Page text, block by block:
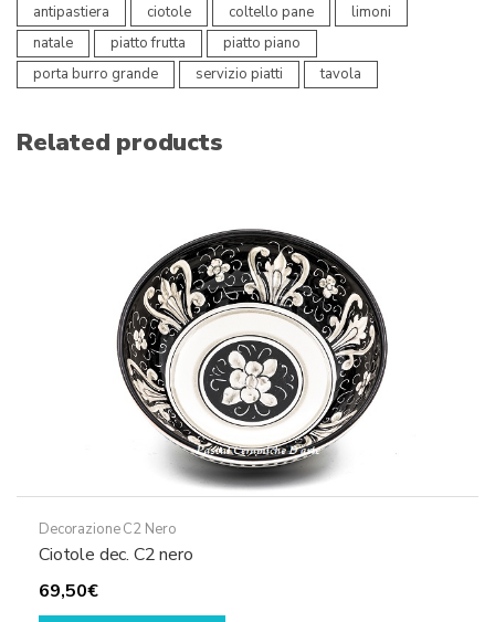
antipastiera ciotole coltello pane
limoni
natale
piatto frutta
piatto piano
porta burro grande
servizio piatti tavola
Related products
Decorazione C2 Nero
Ciotole dec. C2 nero
69,50€